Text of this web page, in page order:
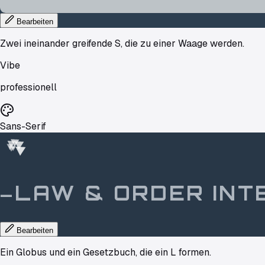
Bearbeiten
Zwei ineinander greifende S, die zu einer Waage werden.
Vibe
professionell
Sans-Serif
— LAW & ORDER
Bearbeiten
Ein Globus und ein Gesetzbuch, die ein L formen.